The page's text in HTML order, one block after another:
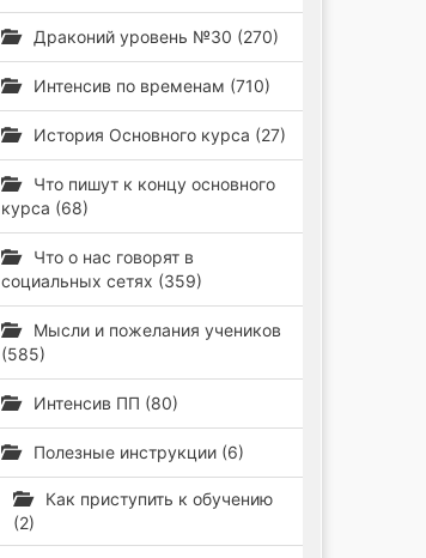
Драконий уровень №30 (270)
Интенсив по временам (710)
История Основного курса (27)
Что пишут к концу основного
курса (68)
Что о нас говорят в
социальных сетях (359)
Мысли и пожелания учеников
(585)
Интенсив ПП (80)
Полезные инструкции (6)
Как приступить к обучению
(2)